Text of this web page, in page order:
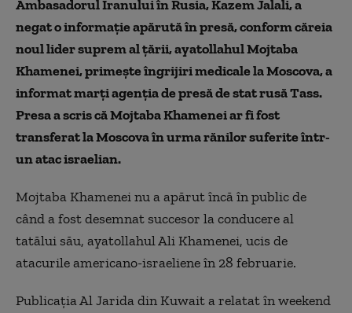
Ambasadorul Iranului în Rusia, Kazem Jalali, a
negat o informaţie apărută în presă, conform căreia
noul lider suprem al ţării, ayatollahul Mojtaba
Khamenei, primeşte îngrijiri medicale la Moscova, a
informat marţi agenţia de presă de stat rusă Tass.
Presa a scris că Mojtaba Khamenei ar fi fost
transferat la Moscova în urma rănilor suferite într-
un atac israelian.
Mojtaba Khamenei nu a apărut încă în public de
când a fost desemnat succesor la conducere al
tatălui său, ayatollahul Ali Khamenei, ucis de
atacurile americano-israeliene în 28 februarie.
Publicaţia Al Jarida din Kuwait a relatat în weekend